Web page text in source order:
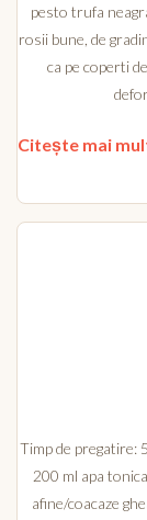
pesto trufa
rosii bune, de
ca pe coperti
Citește mai
Timp de pregatire:
200 ml apa
afine/coacaze